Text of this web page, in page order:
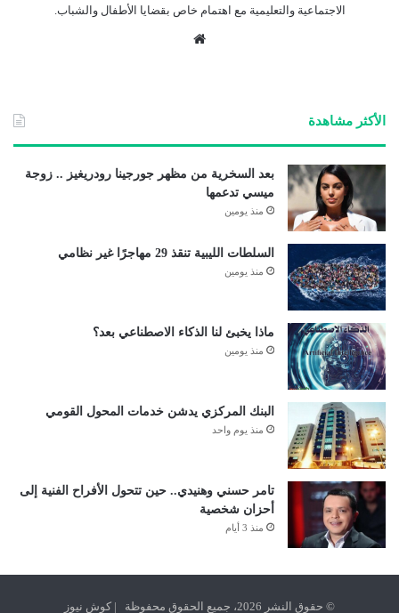
الاجتماعية والتعليمية مع اهتمام خاص بقضايا الأطفال والشباب.
الأكثر مشاهدة
بعد السخرية من مظهر جورجينا رودريغيز .. زوجة
ميسي تدعمها
منذ يومين
السلطات الليبية تنقذ 29 مهاجرًا غير نظامي
منذ يومين
ماذا يخبئ لنا الذكاء الاصطناعي بعد؟
منذ يومين
البنك المركزي يدشن خدمات المحول القومي
منذ يوم واحد
تامر حسني وهنيدي.. حين تتحول الأفراح الفنية إلى
أحزان شخصية
منذ 3 أيام
© حقوق النشر 2026، جميع الحقوق محفوظة | كوش نيوز